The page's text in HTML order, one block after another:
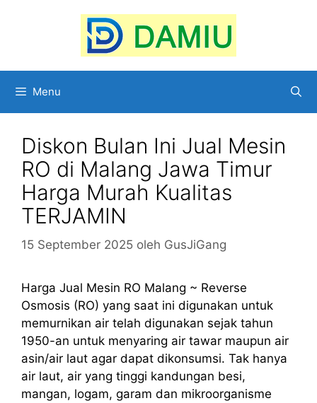
Menu
Diskon Bulan Ini Jual Mesin
RO di Malang Jawa Timur
Harga Murah Kualitas
TERJAMIN
15 September 2025 oleh GusJiGang
Harga Jual Mesin RO Malang ~ Reverse
Osmosis (RO) yang saat ini digunakan untuk
memurnikan air telah digunakan sejak tahun
1950-an untuk menyaring air tawar maupun air
asin/air laut agar dapat dikonsumsi. Tak hanya
air laut, air yang tinggi kandungan besi,
mangan, logam, garam dan mikroorganisme